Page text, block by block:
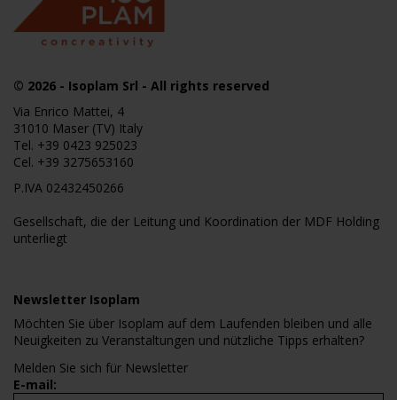
© 2026 - Isoplam Srl - All rights reserved
Via Enrico Mattei, 4
31010 Maser (TV) Italy
Tel. +39 0423 925023
Cel. +39 3275653160
P.IVA 02432450266
Gesellschaft, die der Leitung und Koordination der MDF Holding
unterliegt
Newsletter Isoplam
Möchten Sie über Isoplam auf dem Laufenden bleiben und alle
Neuigkeiten zu Veranstaltungen und nützliche Tipps erhalten?
Melden Sie sich für Newsletter
E-mail: